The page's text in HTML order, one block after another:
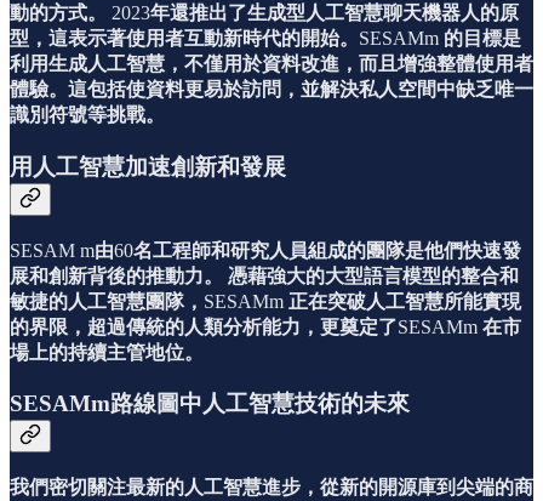
動的方式。
2023年還推出了生成型人工智慧聊天機器人的原
型，這表示著使用者互動新時代的開始。 SESAMm 的目標是
利用生成人工智慧，不僅用於資料改進，而且增強整體使用者
體驗。這包括使資料更易於訪問，並解決私人空間中缺乏唯一
識別符號等挑戰。
用人工智慧加速創新和發展
SESAM m由60名工程師和研究人員組成的團隊是他們快速發
展和創新背後的推動力。
憑藉強大的大型語言模型的整合和
敏捷的人工智慧團隊， SESAMm 正在突破人工智慧所能實現
的界限，超過傳統的人類分析能力，更奠定了SESAMm 在市
場上的持續主管地位。
SESAMm路線圖中人工智慧技術的未來
我們密切關注最新的人工智慧進步，從新的開源庫到尖端的商